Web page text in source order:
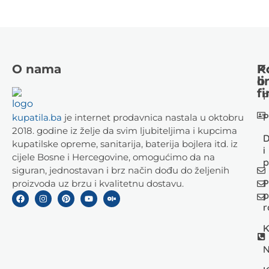
O nama
kupatila.ba je internet prodavnica nastala u oktobru
2018. godine iz želje da svim ljubiteljima i kupcima
kupatilske opreme, sanitarija, baterija bojlera itd. iz
cijele Bosne i Hercegovine, omogućimo da na
siguran, jednostavan i brz način dođu do željenih
proizvoda uz brzu i kvalitetnu dostavu.
i
o